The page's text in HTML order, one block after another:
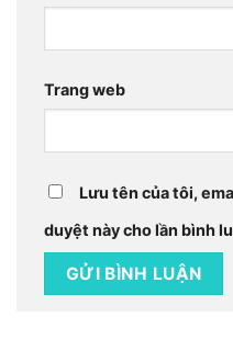
Trang web
Lưu tên của tôi,
duyệt này cho lần bình